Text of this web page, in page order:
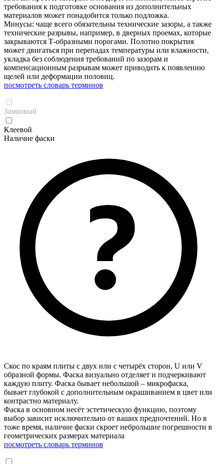
требования к подготовке основания из дополнительных
материалов может понадобится только подложка.
Минусы: чаще всего обязательны технические зазоры, а также
технические разрывы, например, в дверных проемах, которые
закрываются Т-образными порогами. Полотно покрытия
может двигаться при перепадах температуры или влажности,
укладка без соблюдения требований по зазорам и
компенсационным разрывам может приводить к появлению
щелей или деформации половиц.
посмотреть словарь терминов
Замковый
Клеевой
Наличие фаски
Скос по краям плиты с двух или с четырёх сторон, U или V
образной формы. Фаска визуально отделяет и подчеркивают
каждую плиту. Фаска бывает небольшой – микрофаска,
бывает глубокой с дополнительным окрашиванием в цвет или
контрастно материалу.
Фаска в основном несёт эстетическую функцию, поэтому
выбор зависит исключительно от ваших предпочтений. Но в
тоже время, наличие фаски скроет неброльшие погрешности в
геометрических размерах материала
посмотреть словарь терминов